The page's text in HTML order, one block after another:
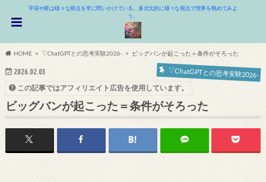
宇宙や星は様々な視点を常に問いかけている。多次元的に様々な視点で世界を眺めてみよ
う。
HOME ▽ChatGPTとの思考実験2026- ビッグバンが起こった＝条件がそろった
2026.02.03 ▽ChatGPTとの思考実験2026-
この記事ではアフィリエイト広告を使用しています。
ビッグバンが起こった＝条件がそろった